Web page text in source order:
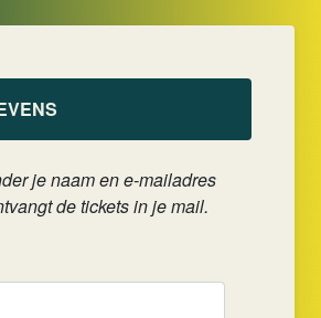
je naam en e-mailadres
de tickets in je mail.